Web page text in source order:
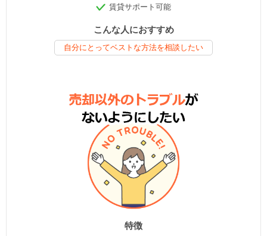
賃貸サポート可能
こんな人におすすめ
自分にとってベストな方法を相談したい
特徴